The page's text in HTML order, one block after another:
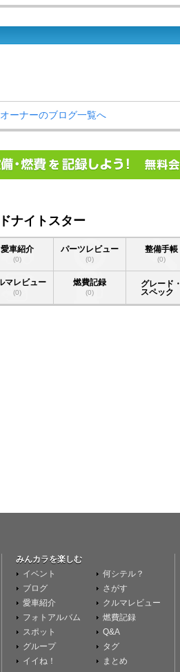
ーナーのブログ一覧へ
ナイトスター
愛車紹介
(0)
パーツレビュー
(0)
整備手帳
(0)
マレビュー
(0)
燃費記録
(0)
グレード・
スペック
みんカラを楽しむ
イベント
ブログ
愛車紹介
フォトアルバム
スポット
グループ
イイね！
何シテル？
さがす
クルマレビュー
燃費記録
Q&A
タグ
まとめ